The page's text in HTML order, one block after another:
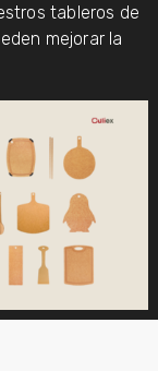
tableros de
mejorar la